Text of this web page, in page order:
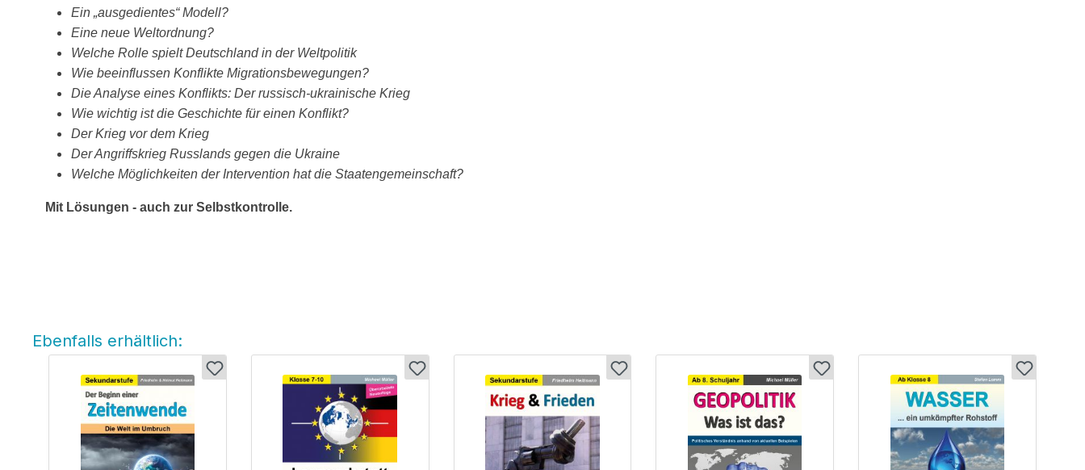
Ein „ausgedientes“ Modell?
Eine neue Weltordnung?
Welche Rolle spielt Deutschland in der Weltpolitik
Wie beeinflussen Konflikte Migrationsbewegungen?
Die Analyse eines Konflikts: Der russisch-ukrainische Krieg
Wie wichtig ist die Geschichte für einen Konflikt?
Der Krieg vor dem Krieg
Der Angriffskrieg Russlands gegen die Ukraine
Welche Möglichkeiten der Intervention hat die Staatengemeinschaft?
Mit Lösungen - auch zur Selbstkontrolle.
Ebenfalls erhältlich: